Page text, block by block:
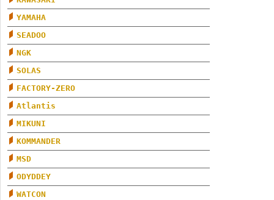
YAMAHA
SEADOO
NGK
SOLAS
FACTORY-ZERO
Atlantis
MIKUNI
KOMMANDER
MSD
ODYDDEY
WATCON